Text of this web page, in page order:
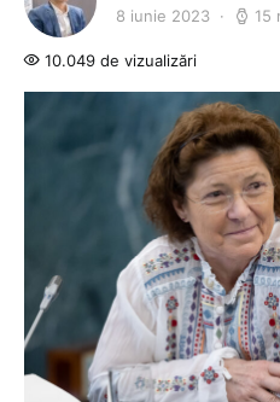
8 iunie 2023 15
10.049 de vizualizări